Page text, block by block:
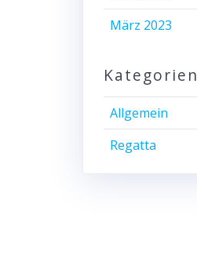
März 2023
Kategorien
Allgemein
Regatta